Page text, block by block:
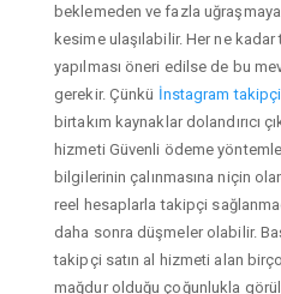
beklemeden ve fazla
kesime ulaşılabilir. Her ne
yapılması öneri edilse de bu
gerekir. Çünkü İnstagram takipçi
birtakım kaynaklar dolandırıcı
hizmeti Güvenli ödeme
bilgilerinin çalınmasına niçin
reel hesaplarla takipçi
daha sonra düşmeler olabilir.
takipçi satın al hizmeti alan
mağdur olduğu çoğunlukla